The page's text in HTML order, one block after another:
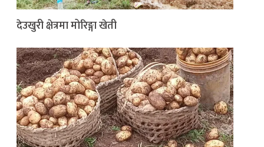
देउखुरी क्षेत्रमा मोरिङ्गा खेती